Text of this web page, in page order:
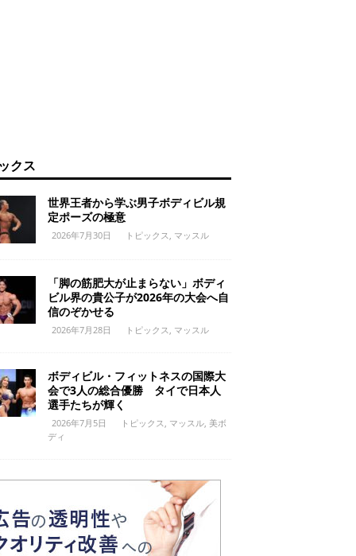
クス
世界王者から学ぶ男子ボディビル規
定ポーズの極意
2026年7月30日 トピックス マッスル
「脚の筋肥大が止まらない」ボディ
ビル界の貴公子が2026年の大会へ自
信のぞかせる
2026年7月28日 トピックス マッスル
ボディビル・フィットネスの国際大
会で3人の総合優勝 タイで日本人
選手たちが輝く
2026年7月5日 トピックス マッスル, 美ボ
ディ